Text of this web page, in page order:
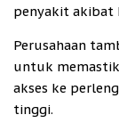
penyakit akibat
Perusahaan
untuk
akses ke
tinggi.